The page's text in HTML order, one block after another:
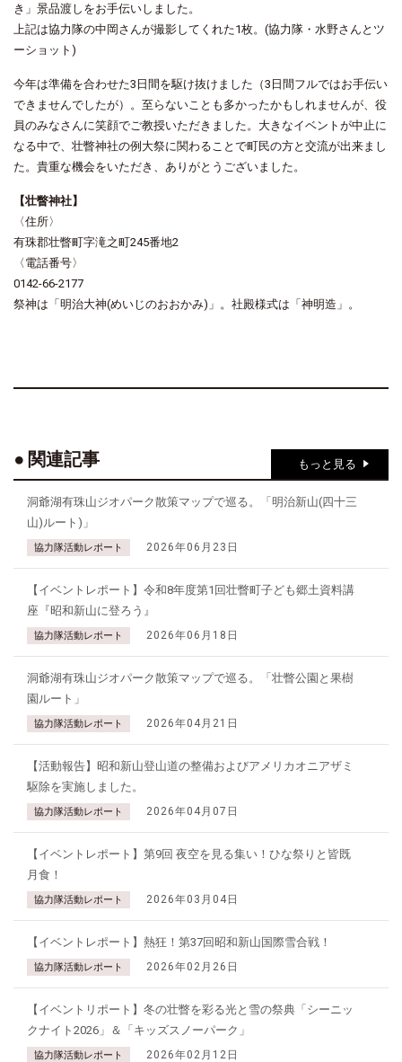
き」景品渡しをお手伝いしました。
上記は協力隊の中岡さんが撮影してくれた1枚。(協力隊・水野さんとツ
ーショット)
今年は準備を合わせた3日間を駆け抜けました（3日間フルではお手伝い
できませんでしたが）。至らないことも多かったかもしれませんが、役
員のみなさんに笑顔でご教授いただきました。大きなイベントが中止に
なる中で、壮瞥神社の例大祭に関わることで町民の方と交流が出来まし
た。貴重な機会をいただき、ありがとうございました。
【壮瞥神社】
〈住所〉
有珠郡壮瞥町字滝之町245番地2
〈電話番号〉
0142-66-2177
祭神は「明治大神(めいじのおおかみ)」。社殿様式は「神明造」。
関連記事 もっと見る
洞爺湖有珠山ジオパーク散策マップで巡る。「明治新山(四十三
山)ルート)」
協力隊活動レポート 2026年06月23日
【イベントレポート】令和8年度第1回壮瞥町子ども郷土資料講
座『昭和新山に登ろう』
協力隊活動レポート 2026年06月18日
洞爺湖有珠山ジオパーク散策マップで巡る。「壮瞥公園と果樹
園ルート」
協力隊活動レポート 2026年04月21日
【活動報告】昭和新山登山道の整備およびアメリカオニアザミ
駆除を実施しました。
協力隊活動レポート 2026年04月07日
【イベントレポート】第9回 夜空を見る集い！ひな祭りと皆既
月食！
協力隊活動レポート 2026年03月04日
【イベントレポート】熱狂！第37回昭和新山国際雪合戦！
協力隊活動レポート 2026年02月26日
【イベントリポート】冬の壮瞥を彩る光と雪の祭典「シーニッ
クナイト2026」＆「キッズスノーパーク」
協力隊活動レポート 2026年02月12日